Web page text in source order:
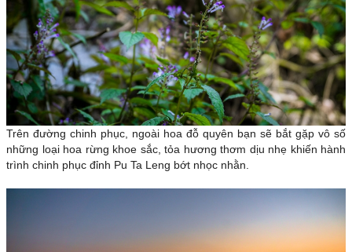
Trên đường chinh phục, ngoài hoa đỗ quyên bạn sẽ bắt gặp vô số
những loại hoa rừng khoe sắc, tỏa hương thơm dịu nhẹ khiến hành
trình chinh phục đỉnh Pu Ta Leng bớt nhọc nhằn.